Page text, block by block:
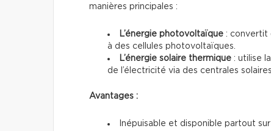
manières principales :
L’énergie photovoltaïque : convertit
à des cellules photovoltaïques.
L’énergie solaire thermique : utilise
de l’électricité via des centrales
Avantages :
Inépuisable et disponible partout